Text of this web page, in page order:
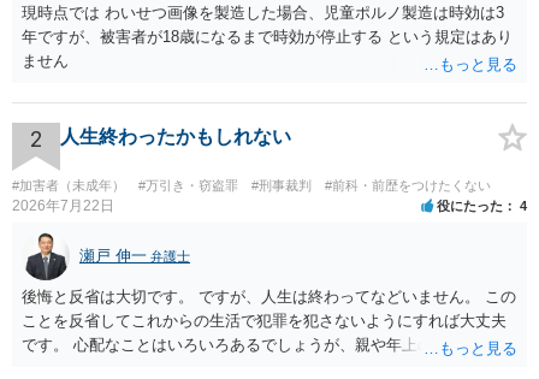
ん。）。 その制度を利用すれば、担当の弁護士があなたの被害状況に
応じた示談交渉をあなたの希望を聞きながら、すべて代わりに行って
くれます。また、検察官との連絡を取ってくれたり、相手が起訴され
現時点では わいせつ画像を製造した場合、児童ポルノ製造は時効は3
年ですが、被害者が18歳になるまで時効が停止する という規定はあり
ません
2 人生終わったかもしれない
#加害者（未成年） #万引き・窃盗罪 #刑事裁判 #前科・前歴をつけたくない
2026年7月22日 役にたった 4
瀬戸 伸一 弁護士
後悔と反省は大切です。 ですが、人生は終わってなどいません。 この
ことを反省してこれからの生活で犯罪を犯さないようにすれば大丈夫
です。 心配なことはいろいろあるでしょうが、親や年上の兄弟や信頼